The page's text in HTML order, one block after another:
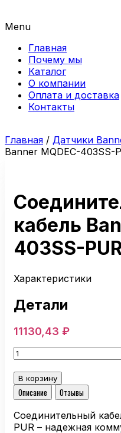
Menu
Главная
Почему мы
Каталог
О компании
Оплата и доставка
Контакты
Главная / Датчики
Banner MQDEC-403SS-
кабель
403SS-
Характеристики
Детали
11130,43 ₽
Количество
товара
Соединительный
кабель
Banner
MQDEC-
403SS-
В корзину
Описание
Отзывы
Соединительный
PUR – надежная